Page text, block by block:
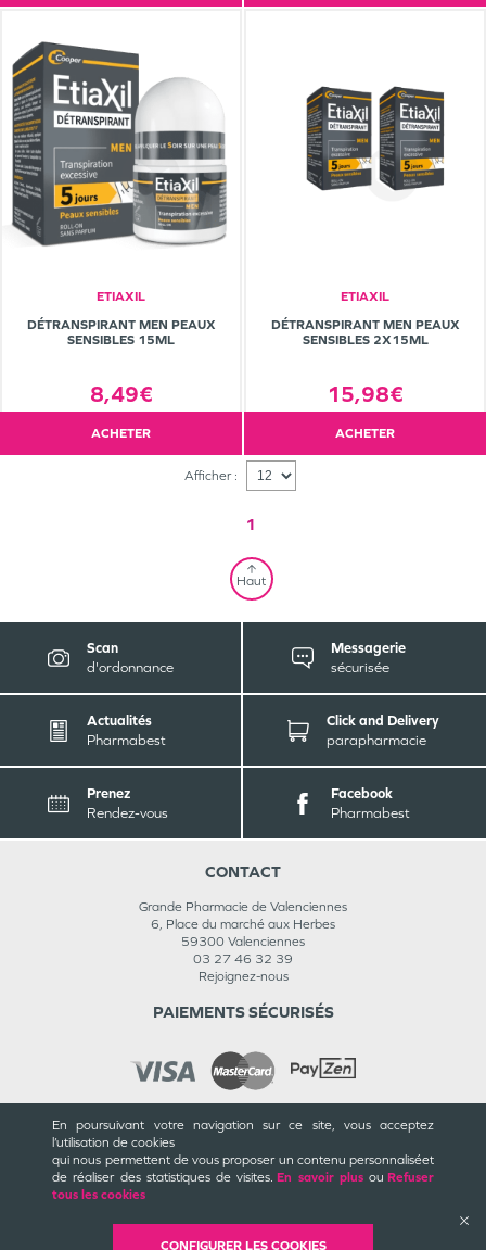
En poursuivant votre navigation sur ce site, vous acceptez
l’utilisation de cookies
qui nous permettent de vous proposer un contenu personnaliséet
de réaliser des statistiques de visites. En savoir plusou Refuser
tous les cookies
CONFIGURER LES COOKIES
ETIAXIL
DÉTRANSPIRANT MEN PEAUX
SENSIBLES 15ML
8,49€
ACHETER
ETIAXIL
DÉTRANSPIRANT MEN PEAUX
SENSIBLES 2X15ML
15,98€
ACHETER
Afficher :
1
Haut
Scan
d'ordonnance
Messagerie
sécurisée
Actualités
Pharmabest
Click and Delivery
parapharmacie
Prenez
Rendez-vous
Facebook
Pharmabest
CONTACT
Grande Pharmacie de Valenciennes
6, Place du marché aux Herbes
59300 Valenciennes
03 27 46 32 39
Rejoignez-nous
INFORMATIONS
CGU / CGV
Mentions légales
PAIEMENTS SÉCURISÉS